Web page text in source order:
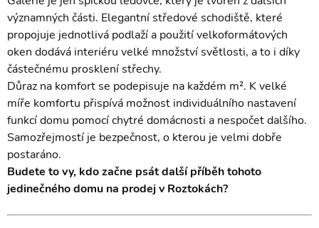
významných části. Elegantní středové schodiště, které
propojuje jednotlivá podlaží a použití velkoformátových
oken dodává interiéru velké množství světlosti, a to i díky
částečnému prosklení střechy.
Důraz na komfort se podepisuje na každém m². K velké
míře komfortu přispívá možnost individuálního nastavení
funkcí domu pomocí chytré domácnosti a nespočet dalšího.
Samozřejmostí je bezpečnost, o kterou je velmi dobře
postaráno.
Budete to vy, kdo začne psát další příběh tohoto
jedinečného domu na prodej v Roztokách?